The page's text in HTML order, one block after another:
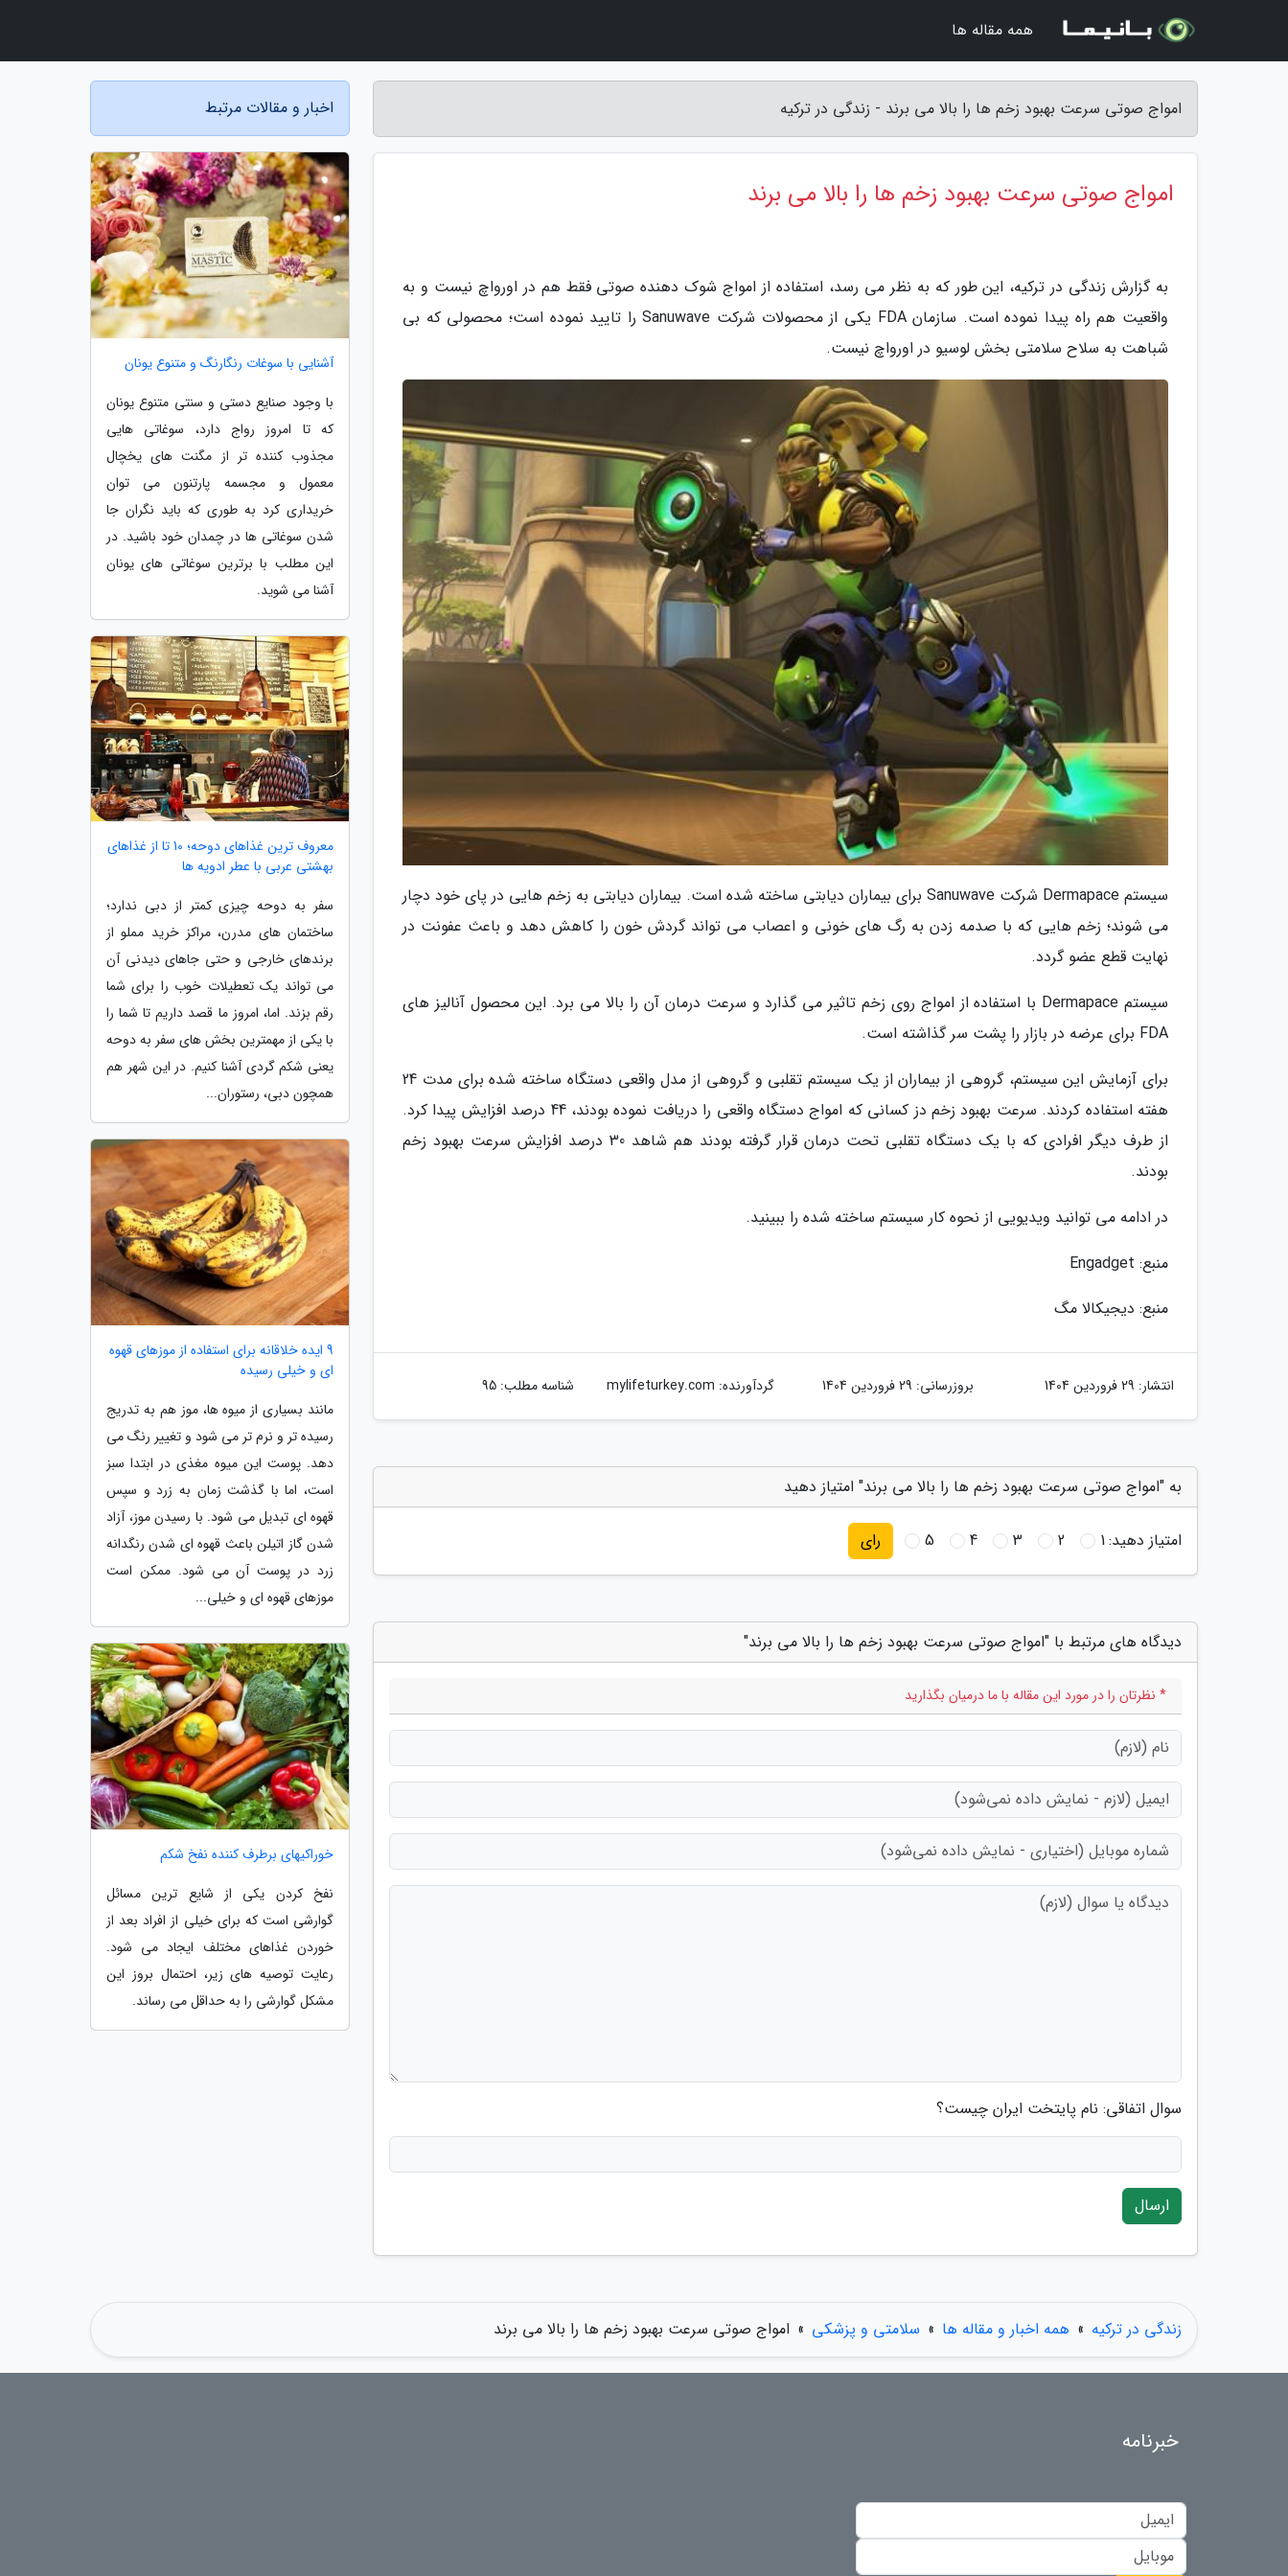
امواج صوتی سرعت بهبود زخم ها را بالا می برند - زندگی در ترکیه
امواج صوتی سرعت بهبود زخم ها را بالا می برند
به گزارش زندگی در ترکیه، این طور که به نظر می رسد، استفاده از امواج شوک دهنده صوتی فقط هم در اورواچ نیست و به
واقعیت هم راه پیدا نموده است. سازمان FDA یکی از محصولات شرکت Sanuwave را تایید نموده است؛ محصولی که بی
شباهت به سلاح سلامتی بخش لوسیو در اورواچ نیست.
سیستم Dermapace شرکت Sanuwave برای بیماران دیابتی ساخته شده است. بیماران دیابتی به زخم هایی در پای خود دچار
می شوند؛ زخم هایی که با صدمه زدن به رگ های خونی و اعصاب می تواند گردش خون را کاهش دهد و باعث عفونت در
نهایت قطع عضو گردد.
سیستم Dermapace با استفاده از امواج روی زخم تاثیر می گذارد و سرعت درمان آن را بالا می برد. این محصول آنالیز های
FDA برای عرضه در بازار را پشت سر گذاشته است.
برای آزمایش این سیستم، گروهی از بیماران از یک سیستم تقلبی و گروهی از مدل واقعی دستگاه ساخته شده برای مدت 24
هفته استفاده کردند. سرعت بهبود زخم دز کسانی که امواج دستگاه واقعی را دریافت نموده بودند، 44 درصد افزایش پیدا کرد.
از طرف دیگر افرادی که با یک دستگاه تقلبی تحت درمان قرار گرفته بودند هم شاهد 30 درصد افزایش سرعت بهبود زخم
بودند.
در ادامه می توانید ویدیویی از نحوه کار سیستم ساخته شده را ببینید.
منبع: Engadget
منبع: دیجیکالا مگ
انتشار: 29 فروردین 1404 بروزرسانی: 29 فروردین 1404 گردآورنده: mylifeturkey.com شناسه مطلب: 95
به "امواج صوتی سرعت بهبود زخم ها را بالا می برند" امتیاز دهید
امتیاز دهید:1
2
3
4
5 رای
دیدگاه های مرتبط با "امواج صوتی سرعت بهبود زخم ها را بالا می برند"
* نظرتان را در مورد این مقاله با ما درمیان بگذارید
سوال اتفاقی: نام پایتخت ایران چیست؟
ارسال
اخبار و مقالات مرتبط
آشنایی با سوغات رنگارنگ و متنوع یونان
با وجود صنایع دستی و سنتی متنوع یونان
که تا امروز رواج دارد، سوغاتی هایی
مجذوب کننده تر از مگنت های یخچال
معمول و مجسمه پارتنون می توان
خریداری کرد به طوری که باید نگران جا
شدن سوغاتی ها در چمدان خود باشید. در
این مطلب با برترین سوغاتی های یونان
آشنا می شوید.
معروف ترین غذاهای دوحه؛ 10 تا از غذاهای
بهشتی عربی با عطر ادویه ها
سفر به دوحه چیزی کمتر از دبی ندارد؛
ساختمان های مدرن، مراکز خرید مملو از
برندهای خارجی و حتی جاهای دیدنی آن
می تواند یک تعطیلات خوب را برای شما
رقم بزند. اما، امروز ما قصد داریم تا شما را
با یکی از مهمترین بخش های سفر به دوحه
یعنی شکم گردی آشنا کنیم. در این شهر هم
همچون دبی، رستوران...
9 ایده خلاقانه برای استفاده از موزهای قهوه
ای و خیلی رسیده
مانند بسیاری از میوه ها، موز هم به تدریج
رسیده تر و نرم تر می شود و تغییر رنگ می
دهد. پوست این میوه مغذی در ابتدا سبز
است، اما با گذشت زمان به زرد و سپس
قهوه ای تبدیل می شود. با رسیدن موز، آزاد
شدن گاز اتیلن باعث قهوه ای شدن رنگدانه
زرد در پوست آن می شود. ممکن است
موزهای قهوه ای و خیلی...
خوراکیهای برطرف کننده نفخ شکم
نفخ کردن یکی از شایع ترین مسائل
گوارشی است که برای خیلی از افراد بعد از
خوردن غذاهای مختلف ایجاد می شود.
رعایت توصیه های زیر، احتمال بروز این
مشکل گوارشی را به حداقل می رساند.
زندگی در ترکیه » همه اخبار و مقاله ها » سلامتی و پزشکی » امواج صوتی سرعت بهبود زخم ها را بالا می برند
همه مقاله ها
خبرنامه